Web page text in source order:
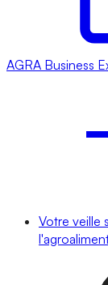
AGRA Business
Votre veille